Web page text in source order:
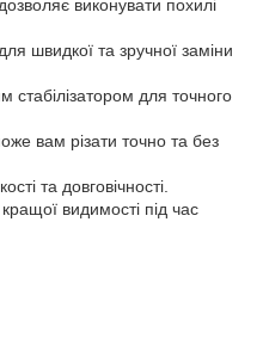
виконувати похилі
швидкої та зручної заміни
стабілізатором для точного
вам різати точно та без
та довговічності.
видимості під час